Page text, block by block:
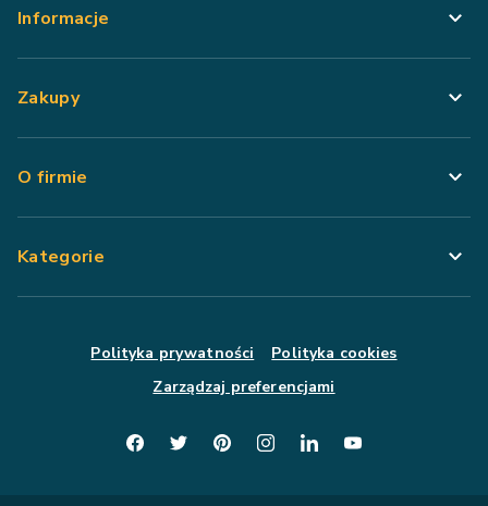
Informacje
Zakupy
O firmie
Kategorie
Polityka prywatności
Polityka cookies
Zarządzaj preferencjami